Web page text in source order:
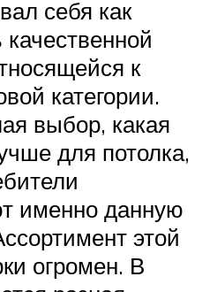
себя как
качественной
к
категории.
выбор, какая
для потолка,
именно данную
этой
огромен. В